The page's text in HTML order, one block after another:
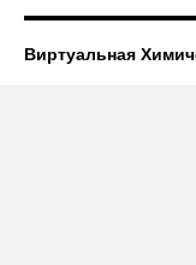
Виртуальная